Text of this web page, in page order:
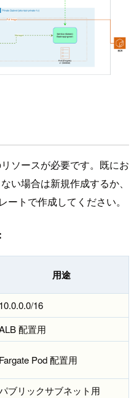
ソースが必要です。既にお
い場合は新規作成するか、
トで作成してください。
用途
10.0.0.0/16
配置用
Fargate Pod 配置用
ブリックサブネット用